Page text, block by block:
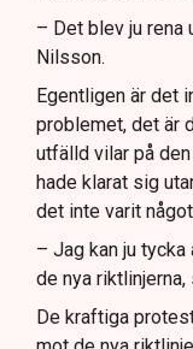
– Det blev ju rena
Nilsson.
Egentligen är det
problemet, det är
utfälld vilar på
hade klarat sig
det inte varit
– Jag kan ju
de nya riktlinjerna,
De kraftiga